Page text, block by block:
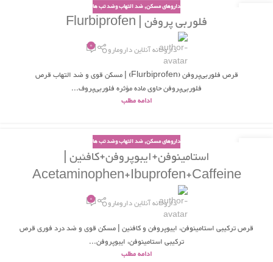
داروهای مسکن,ضد التهاب وضد تب ها
فلوربی پروفن | Flurbiprofen
داروخانه آنلاین دارومارو 0
قرص فلوربی‌پروفن (Flurbiprofen) | مسکن قوی و ضد التهاب قرص
فلوربی‌پروفن حاوی ماده مؤثره فلوربی‌پروف...
ادامه مطلب
داروهای مسکن,ضد التهاب وضد تب ها
استامینوفن+ایبوپروفن+کافئین |
Acetaminophen+Ibuprofen+Caffeine
داروخانه آنلاین دارومارو 0
قرص ترکیبی استامینوفن، ایبوپروفن و کافئین | مسکن قوی و ضد درد فوری قرص
ترکیبی استامینوفن، ایبوپروفن...
ادامه مطلب